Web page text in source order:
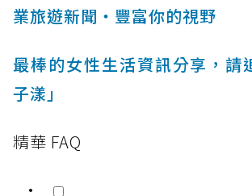
業旅遊新聞‧豐富你的視野
最棒的女性生活資訊分享，請
子漾」
精華 FAQ